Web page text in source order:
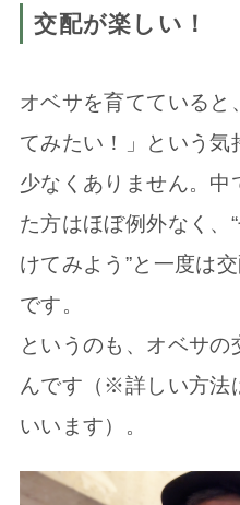
交配が楽しい！
オベサを育てていると
てみたい！」という気
少なくありません。中
た方はほぼ例外なく、
けてみよう”と一度は
です。
というのも、オベサ
んです（※詳しい方法
いいます）。